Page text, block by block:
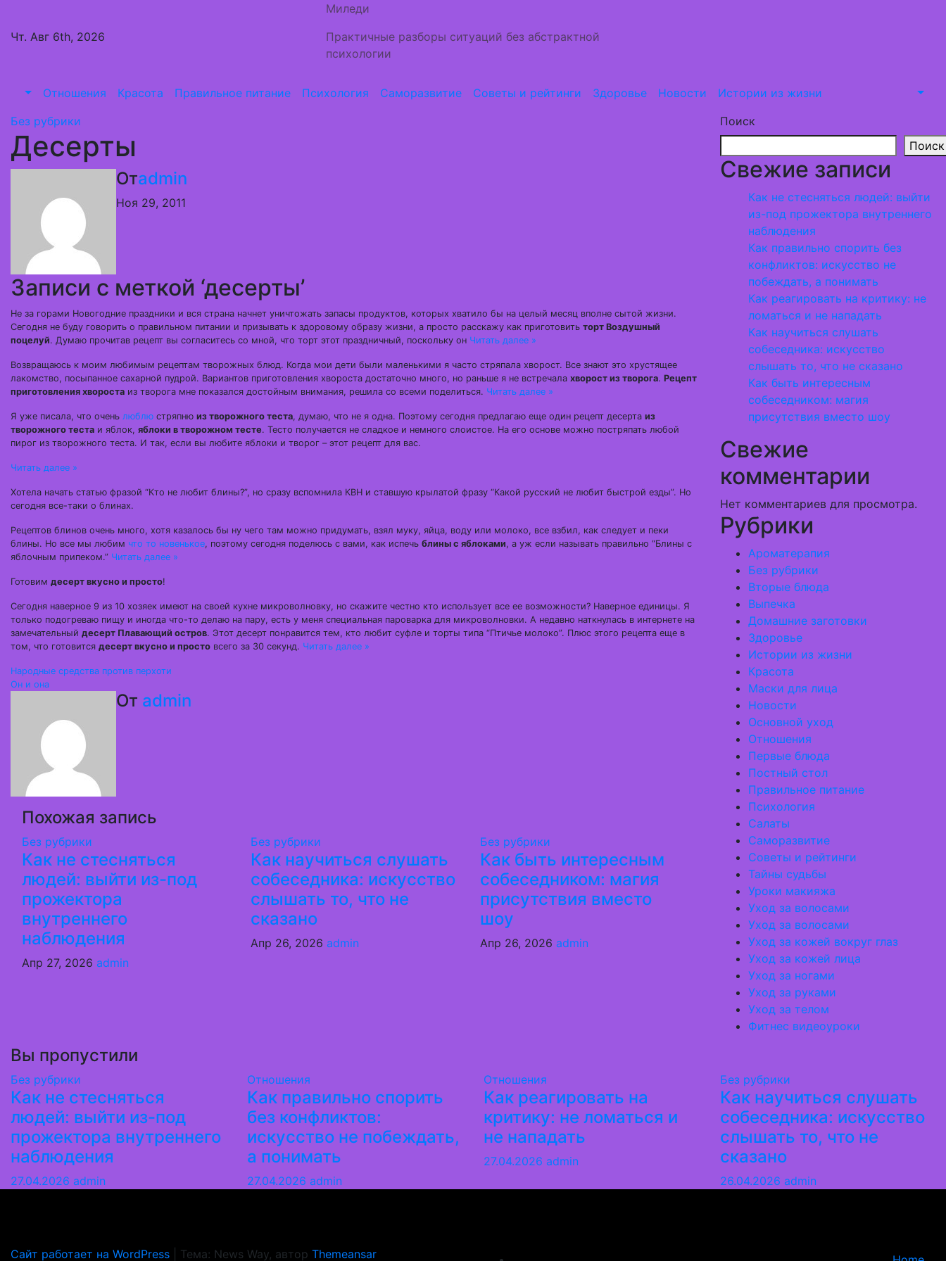
содержимому
Чт. Авг 6th, 2026
Миледи
Практичные разборы ситуаций без абстрактной
психологии
Отношения Красота Правильное питание Психология Саморазвитие Советы и рейтинги Здоровье Новости
Истории из жизни
Без рубрики
Десерты
Отadmin
Ноя 29, 2011
Записи с меткой ‘десерты’
Не за горами Новогодние праздники и вся страна начнет уничтожать запасы продуктов, которых хватило бы на целый месяц вполне сытой жизни.
Сегодня не буду говорить о правильном питании и призывать к здоровому образу жизни, а просто расскажу как приготовить торт Воздушный
поцелуй. Думаю прочитав рецепт вы согласитесь со мной, что торт этот праздничный, поскольку он Читать далее »
Возвращаюсь к моим любимым рецептам творожных блюд. Когда мои дети были маленькими я часто стряпала хворост. Все знают это хрустящее
лакомство, посыпанное сахарной пудрой. Вариантов приготовления хвороста достаточно много, но раньше я не встречала хворост из творога. Рецепт
приготовления хвороста из творога мне показался достойным внимания, решила со всеми поделиться. Читать далее »
Я уже писала, что очень люблю стряпню из творожного теста, думаю, что не я одна. Поэтому сегодня предлагаю еще один рецепт десерта из
творожного теста и яблок, яблоки в творожном тесте. Тесто получается не сладкое и немного слоистое. На его основе можно постряпать любой
пирог из творожного теста. И так, если вы любите яблоки и творог – этот рецепт для вас.
Читать далее »
Хотела начать статью фразой “Кто не любит блины?”, но сразу вспомнила КВН и ставшую крылатой фразу “Какой русский не любит быстрой езды”. Но
сегодня все-таки о блинах.
Рецептов блинов очень много, хотя казалось бы ну чего там можно придумать, взял муку, яйца, воду или молоко, все взбил, как следует и пеки
блины. Но все мы любим что то новенькое, поэтому сегодня поделюсь с вами, как испечь блины с яблоками, а уж если называть правильно “Блины с
яблочным припеком.” Читать далее »
Готовим десерт вкусно и просто!
Сегодня наверное 9 из 10 хозяек имеют на своей кухне микроволновку, но скажите честно кто использует все ее возможности? Наверное единицы. Я
только подогреваю пищу и иногда что-то делаю на пару, есть у меня специальная пароварка для микроволновки. А недавно наткнулась в интернете на
замечательный десерт Плавающий остров. Этот десерт понравится тем, кто любит суфле и торты типа “Птичье молоко”. Плюс этого рецепта еще в
том, что готовится десерт вкусно и просто всего за 30 секунд. Читать далее »
Навигация
записям
Народные средства против перхоти
Он и она
От admin
Похожая запись
Без рубрики
Как не стесняться
людей: выйти из-под
прожектора
внутреннего
наблюдения
Апр 27, 2026 admin
Без рубрики
Как научиться слушать
собеседника: искусство
слышать то, что не
сказано
Апр 26, 2026 admin
Без рубрики
Как быть интересным
собеседником: магия
присутствия вместо
шоу
Апр 26, 2026 admin
Поиск
Поиск
Свежие записи
Как не стесняться людей: выйти
из-под прожектора внутреннего
наблюдения
Как правильно спорить без
конфликтов: искусство не
побеждать, а понимать
Как реагировать на критику: не
ломаться и не нападать
Как научиться слушать
собеседника: искусство
слышать то, что не сказано
Как быть интересным
собеседником: магия
присутствия вместо шоу
Свежие
комментарии
Нет комментариев для просмотра.
Рубрики
Ароматерапия
Без рубрики
Вторые блюда
Выпечка
Домашние заготовки
Здоровье
Истории из жизни
Красота
Маски для лица
Новости
Основной уход
Отношения
Первые блюда
Постный стол
Правильное питание
Психология
Салаты
Саморазвитие
Советы и рейтинги
Тайны судьбы
Уроки макияжа
Уход за волосами
Уход за волосами
Уход за кожей вокруг глаз
Уход за кожей лица
Уход за ногами
Уход за руками
Уход за телом
Фитнес видеоуроки
Вы пропустили
Без рубрики
Как не стесняться
людей: выйти из-под
прожектора внутреннего
наблюдения
27.04.2026 admin
Отношения
Как правильно спорить
без конфликтов:
искусство не побеждать,
а понимать
27.04.2026 admin
Отношения
Как реагировать на
критику: не ломаться и
не нападать
27.04.2026 admin
Без рубрики
Как научиться слушать
собеседника: искусство
слышать то, что не
сказано
26.04.2026 admin
Сайт работает на WordPress
Тема: News Way, автор Themeansar